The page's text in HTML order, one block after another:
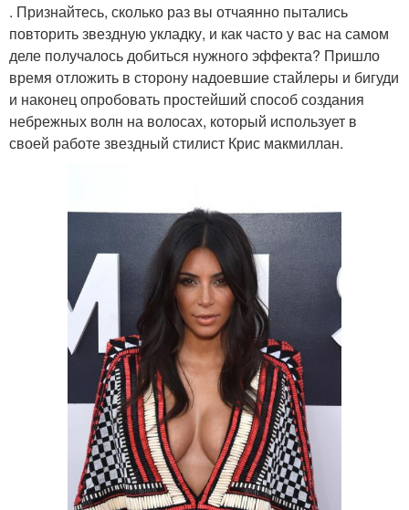
. Признайтесь, сколько раз вы отчаянно пытались
повторить звездную укладку, и как часто у вас на самом
деле получалось добиться нужного эффекта? Пришло
время отложить в сторону надоевшие стайлеры и бигуди
и наконец опробовать простейший способ создания
небрежных волн на волосах, который использует в
своей работе звездный стилист Крис макмиллан.